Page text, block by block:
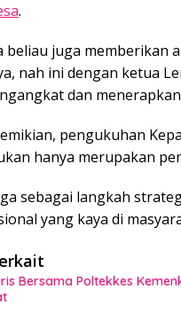
.
beliau juga memberikan
nah ini dengan ketua
dan
pengukuhan
hanya merupakan
sebagai langkah
yang kaya di
Bersama Poltekkes